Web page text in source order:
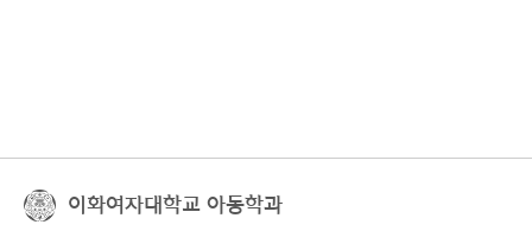
이화여자대학교 아동학과